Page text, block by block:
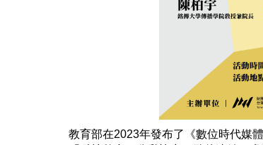
教育部在2023年發布了《數位時代媒